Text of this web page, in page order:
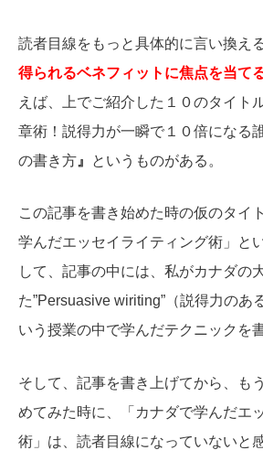
読者目線をもっと具体的に言い換え
得られるベネフィットに焦点を当て
えば、上でご紹介した１０のタイト
章術！説得力が一瞬で１０倍になる
の書き方 』 というものがある。
この記事を書き始めた時の仮のタイ
学んだエッセイライティング術」と
して、記事の中には、私がカナダの
た”Persuasive wiriting”（説得力のあ
いう授業の中で学んだテクニックを
そして、記事を書き上げてから、も
めてみた時に、「カナダで学んだエ
術」は、読者目線になっていないと